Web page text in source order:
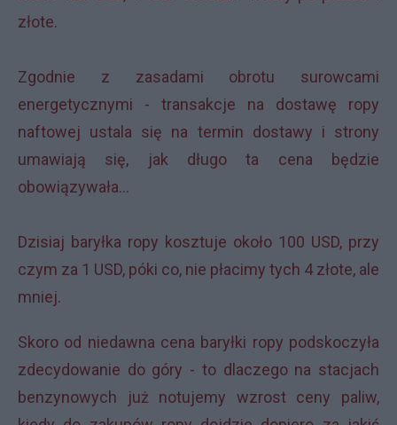
złote.
Zgodnie z zasadami obrotu surowcami
energetycznymi - transakcje na dostawę ropy
naftowej ustala się na termin dostawy i strony
umawiają się, jak długo ta cena będzie
obowiązywała...
Dzisiaj baryłka ropy kosztuje około 100 USD, przy
czym za 1 USD, póki co, nie płacimy tych 4 złote, ale
mniej.
Skoro od niedawna cena baryłki ropy podskoczyła
zdecydowanie do góry - to dlaczego na stacjach
benzynowych już notujemy wzrost ceny paliw,